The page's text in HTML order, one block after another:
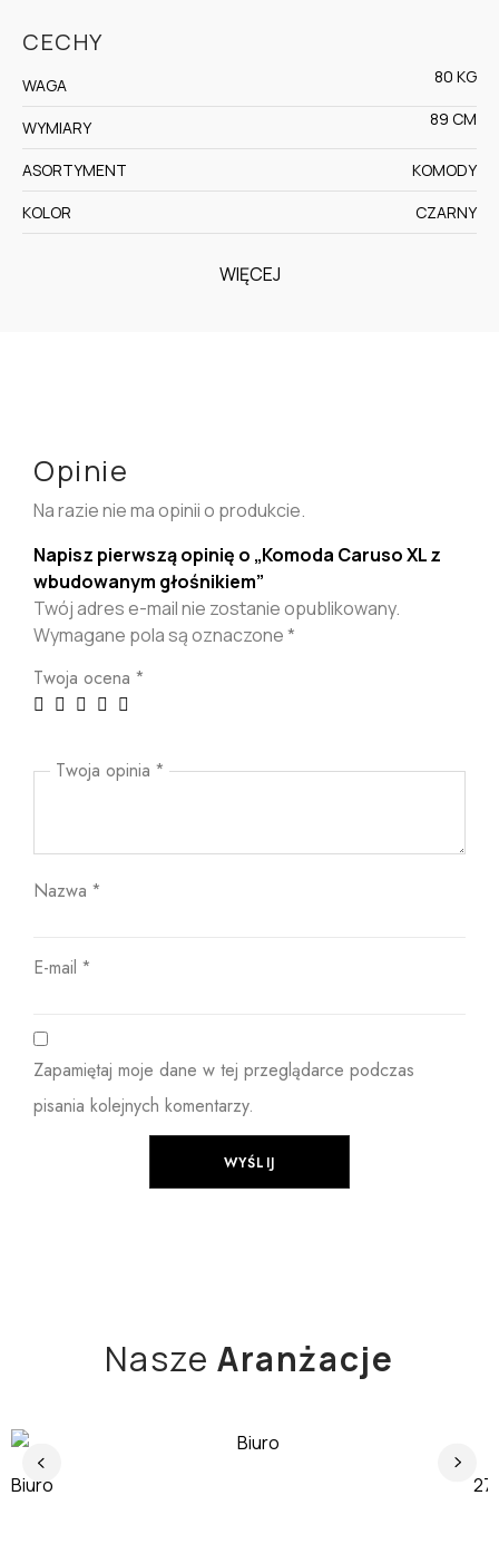
CECHY
WAGA 80 KG
WYMIARY 89 CM
ASORTYMENT
KOMODY
KOLOR
CZARNY
WIĘCEJ
Opinie
Na razie nie ma opinii o produkcie.
Napisz pierwszą opinię o „Komoda Caruso XL z
wbudowanym głośnikiem”
Twój adres e-mail nie zostanie opublikowany.
Wymagane pola są oznaczone*
Twoja ocena *
Twoja opinia *
Nazwa *
E-mail *
Zapamiętaj moje dane w tej przeglądarce podczas
pisania kolejnych komentarzy.
NaszeAranżacje
Biuro